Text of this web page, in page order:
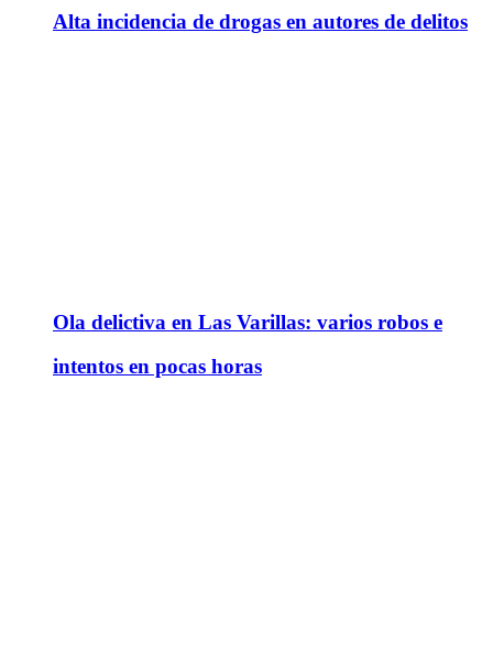
Alta incidencia de drogas en autores de delitos
Ola delictiva en Las Varillas: varios robos e
intentos en pocas horas